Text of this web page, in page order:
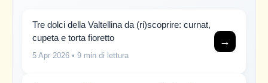
Tre dolci della Valtellina da (ri)scoprire: curnat,
cupeta e torta fioretto
5 Apr 2026 • 9 min di lettura
→